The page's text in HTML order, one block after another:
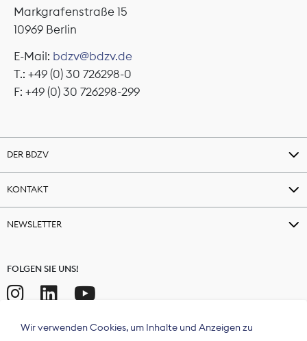
Markgrafenstraße 15
10969 Berlin
E-Mail: bdzv@bdzv.de
T.: +49 (0) 30 726298-0
F: +49 (0) 30 726298-299
DER BDZV
KONTAKT
NEWSLETTER
FOLGEN SIE UNS!
Wir verwenden Cookies, um Inhalte und Anzeigen zu